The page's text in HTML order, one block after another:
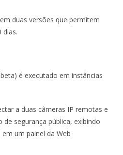
duas versões que permitem
dias.
é executado em instâncias
a duas câmeras IP remotas e
segurança pública, exibindo
um painel da Web